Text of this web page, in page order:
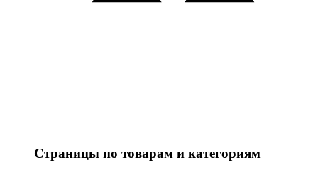
Страницы по товарам и категориям